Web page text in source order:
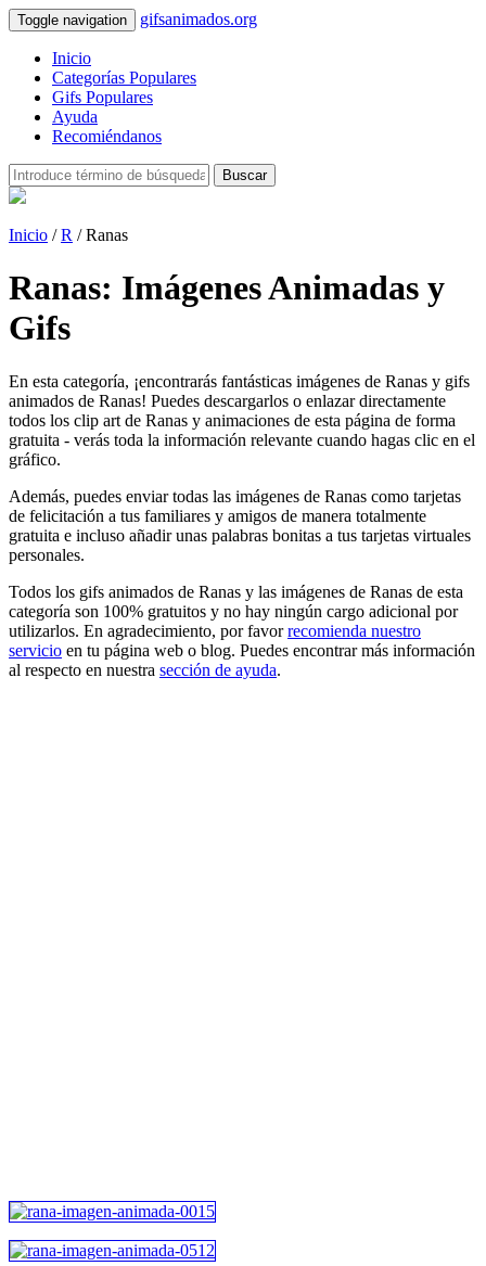
Toggle navigation gifsanimados.org
Inicio
Categorías Populares
Gifs Populares
Ayuda
Recomiéndanos
Buscar
Inicio /R / Ranas
Ranas: Imágenes Animadas y
Gifs
En esta categoría, ¡encontrarás fantásticas imágenes de Ranas y gifs
animados de Ranas! Puedes descargarlos o enlazar directamente
todos los clip art de Ranas y animaciones de esta página de forma
gratuita - verás toda la información relevante cuando hagas clic en el
gráfico.
Además, puedes enviar todas las imágenes de Ranas como tarjetas
de felicitación a tus familiares y amigos de manera totalmente
gratuita e incluso añadir unas palabras bonitas a tus tarjetas virtuales
personales.
Todos los gifs animados de Ranas y las imágenes de Ranas de esta
categoría son 100% gratuitos y no hay ningún cargo adicional por
utilizarlos. En agradecimiento, por favorrecomienda nuestro
servicio en tu página web o blog. Puedes encontrar más información
al respecto en nuestra sección de ayuda.